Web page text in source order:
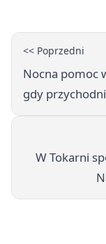
<< Poprzedni
Nocna pomoc
gdy
W Tokarni